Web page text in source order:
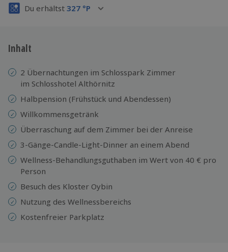
Du erhältst 327 °P
Inhalt
2 Übernachtungen im Schlosspark Zimmer
im Schlosshotel Althörnitz
Halbpension (Frühstück und Abendessen)
Willkommensgetränk
Überraschung auf dem Zimmer bei der Anreise
3-Gänge-Candle-Light-Dinner an einem Abend
Wellness-Behandlungsguthaben im Wert von 40 € pro
Person
Besuch des Kloster Oybin
Nutzung des Wellnessbereichs
Kostenfreier Parkplatz